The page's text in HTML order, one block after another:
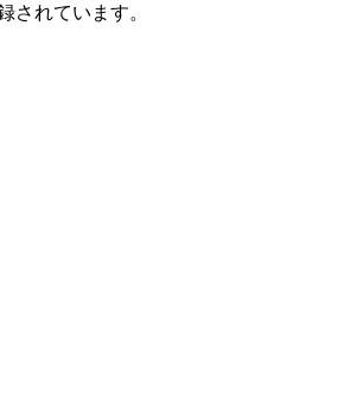
されています。